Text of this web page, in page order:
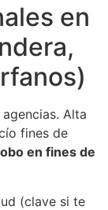
en
Alta
fines de
en fines de
(clave si te